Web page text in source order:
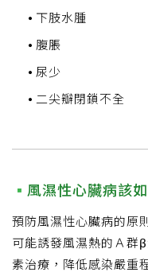
下肢水腫
腹脹
尿少
二尖瓣閉鎖不全
風濕性心臟病該
預防風濕性心臟病的原
可能誘發風濕熱的Ａ群
素治療，降低感染嚴重